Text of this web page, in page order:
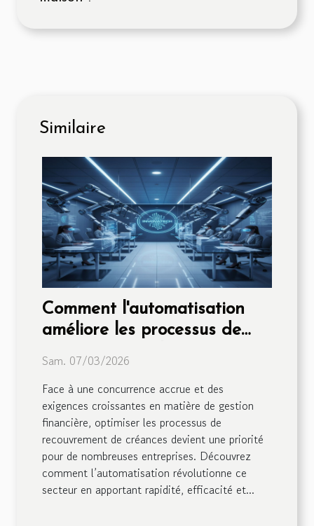
Similaire
Comment l'automatisation
améliore les processus de
recouvrement de créances ?
Sam. 07/03/2026
Face à une concurrence accrue et des
exigences croissantes en matière de gestion
financière, optimiser les processus de
recouvrement de créances devient une priorité
pour de nombreuses entreprises. Découvrez
comment l’automatisation révolutionne ce
secteur en apportant rapidité, efficacité et...